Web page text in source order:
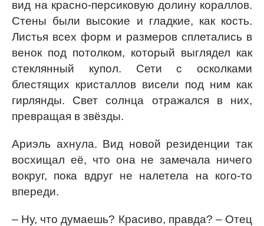
вид на красно-персиковую долину кораллов.
Стены были высокие и гладкие, как кость.
Листья всех форм и размеров сплетались в
венок под потолком, который выглядел как
стеклянный купол. Сети с осколками
блестящих кристаллов висели под ним как
гирлянды. Свет солнца отражался в них,
превращая в звёзды.
Ариэль ахнула. Вид новой резиденции так
восхищал её, что она не замечала ничего
вокруг, пока вдруг не налетела на кого-то
впереди.
– Ну, что думаешь? Красиво, правда? – Отец